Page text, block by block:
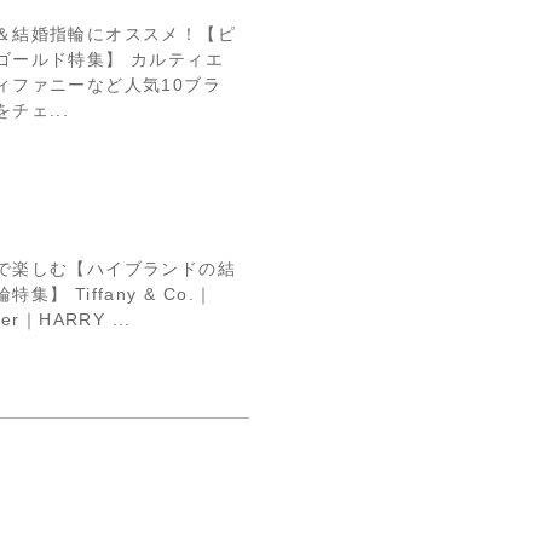
結婚指輪にオススメ！【ピ
ールド特集】 カルティエ
ファニーなど人気10ブラ
チェ...
楽しむ【ハイブランドの結
特集】 Tiffany & Co.｜
｜HARRY ...